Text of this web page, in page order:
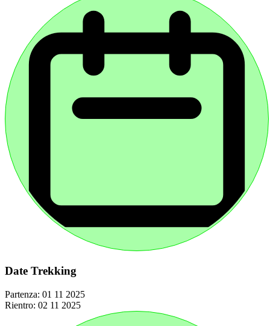
Date Trekking
Partenza: 01 11 2025
Rientro: 02 11 2025